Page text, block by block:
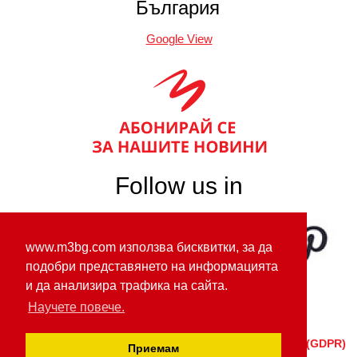
www.m3bg.com използва бисквитки, за да
подобри представянето на информацията
и да анализира трафика на сайта.
Научете повече.
Приемам
България
Google View
Follow us in
ОБЩ РЕГЛАМЕНТ ЗА ЗАЩИТА НА ЛИЧНИТЕ ДАННИ (GDPR)